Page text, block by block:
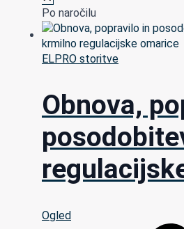
Po naročilu
ELPRO storitve
Obnova,
Ogled